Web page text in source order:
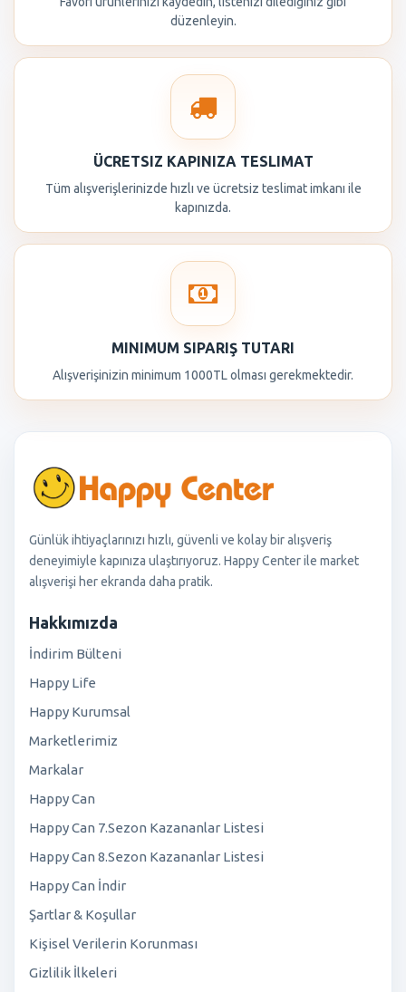
düzenleyin.
ÜCRETSIZ KAPINIZA TESLIMAT
Tüm alışverişlerinizde hızlı ve ücretsiz teslimat imkanı ile
kapınızda.
MINIMUM SIPARIŞ TUTARI
Alışverişinizin minimum 1000TL olması gerekmektedir.
Günlük ihtiyaçlarınızı hızlı, güvenli ve kolay bir alışveriş
deneyimiyle kapınıza ulaştırıyoruz. Happy Center ile market
alışverişi her ekranda daha pratik.
Hakkımızda
İndirim Bülteni
Happy Life
Happy Kurumsal
Marketlerimiz
Markalar
Happy Can
Happy Can 7.Sezon Kazananlar Listesi
Happy Can 8.Sezon Kazananlar Listesi
Happy Can İndir
Şartlar & Koşullar
Kişisel Verilerin Korunması
Gizlilik İlkeleri